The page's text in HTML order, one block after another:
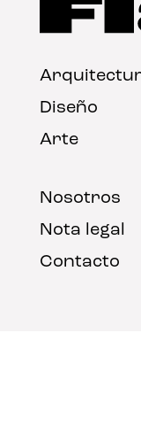
Diseño
Arte
Nosotros
Nota legal
Contacto